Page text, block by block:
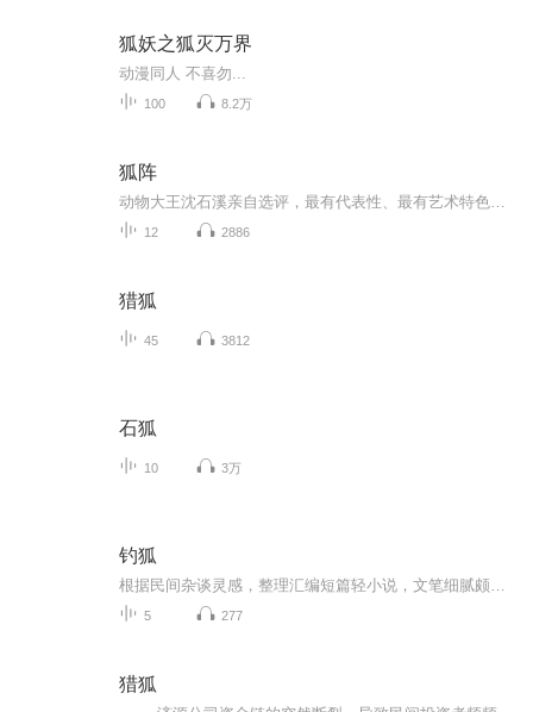
狐妖之狐灭万界
动漫同人 不喜勿...
100 8.2万
狐阵
12 2886
猎狐
45 3812
石狐
10 3万
钓狐
5 277
猎狐